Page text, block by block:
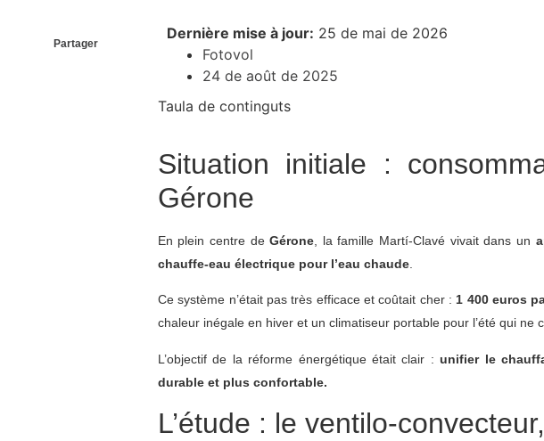
Partager
Dernière mise à jour: 25 de mai de 2026
Fotovol
24 de août de 2025
Taula de continguts
Situation initiale :
Gérone
En plein centre deGérone , la famille Martí-Clavé vivait dans un
chauffe-eau électrique pour l’eau chaude.
Ce système n’était pas très efficace et coûtait cher :1 400 euros
chaleur inégale en hiver et un climatiseur portable pour l’été qui ne
L’objectif de la réforme énergétique était clair :unifier le
durable et plus confortable.
L’étude : le ventilo-